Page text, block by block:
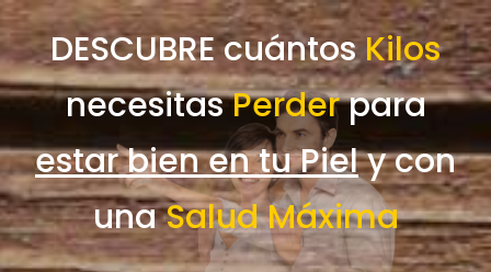
DESCUBRE cuántosKilos
necesitasPerderpara
estar bien en tu Piely con
unaSalud Máxima